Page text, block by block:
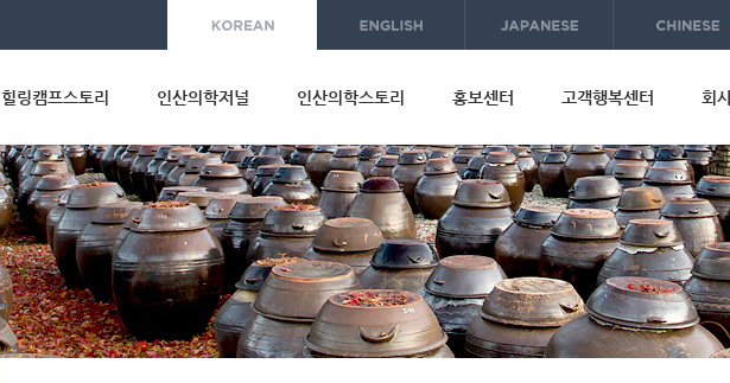
뛰
힐링캠프스토리 인산의학저널 인산의학스토리 홍보센터 고객행복센터 회